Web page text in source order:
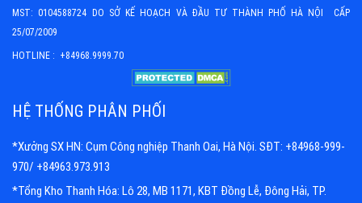
MST: 0104588724 DO SỞ KẾ HOẠCH VÀ ĐẦU TƯ THÀNH PHỐ HÀ NỘI CẤP
25/07/2009
HOTLINE : +84968.9999.70
HỆ THỐNG PHÂN PHỐI
*Xưởng SX HN: Cụm Công nghiệp Thanh Oai, Hà Nội. SĐT: +84968-999-
970/ +84963.973.913
*Tổng Kho Thanh Hóa: Lô 28, MB 1171, KBT Đồng Lễ, Đông Hải, TP.